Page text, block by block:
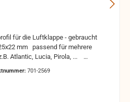
Atlantic, Lucia, Pirola, ...
701-2569